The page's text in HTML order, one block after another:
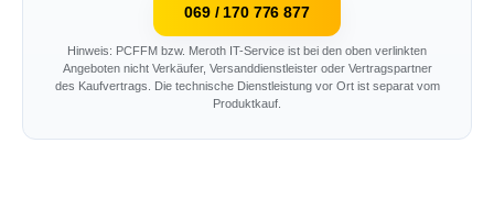
069 / 170 776 877
Hinweis: PCFFM bzw. Meroth IT-Service ist bei den oben verlinkten
Angeboten nicht Verkäufer, Versanddienstleister oder Vertragspartner
des Kaufvertrags. Die technische Dienstleistung vor Ort ist separat vom
Produktkauf.